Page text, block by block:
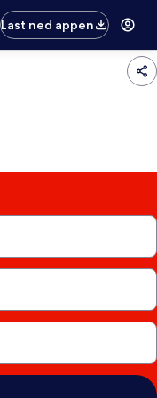
Last ned appen